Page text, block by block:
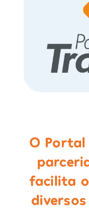
O
facilita